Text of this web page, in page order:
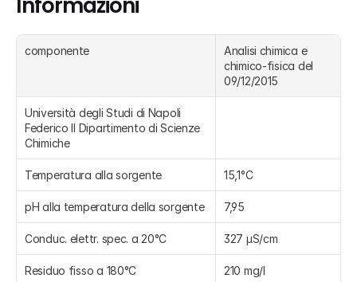
componente
Analisi chimica e
chimico-fisica del
09/12/2015
Università degli Studi di Napoli
Federico II Dipartimento di Scienze
Chimiche
Temperatura alla sorgente 15,1°C
pH alla temperatura della sorgente 7,95
Conduc. elettr. spec. a 20°C 327 µS/cm
Residuo fisso a 180°C 210 mg/l